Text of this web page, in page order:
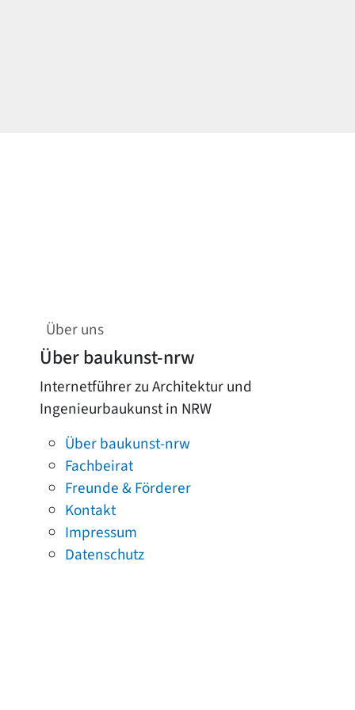
Über uns
Über baukunst-nrw
Internetführer zu Architektur und
Ingenieurbaukunst in NRW
Über baukunst-nrw
Fachbeirat
Freunde & Förderer
Kontakt
Impressum
Datenschutz